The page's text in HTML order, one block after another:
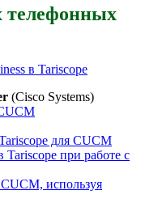
телефонных
в Tariscope
(Cisco Systems)
для CUCM
при работе с
используя